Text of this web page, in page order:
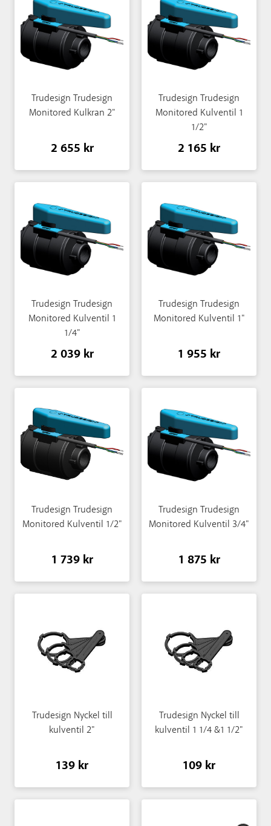
Trudesign Trudesign
Monitored Kulkran 2"
2 655 kr
Trudesign Trudesign
Monitored Kulventil 1
1/2"
2 165 kr
Trudesign Trudesign
Monitored Kulventil 1
1/4"
2 039 kr
Trudesign Trudesign
Monitored Kulventil 1"
1 955 kr
Trudesign Trudesign
Monitored Kulventil 1/2"
1 739 kr
Trudesign Trudesign
Monitored Kulventil 3/4"
1 875 kr
Trudesign Nyckel till
kulventil 2"
139 kr
Trudesign Nyckel till
kulventil 1 1/4 &1 1/2"
109 kr